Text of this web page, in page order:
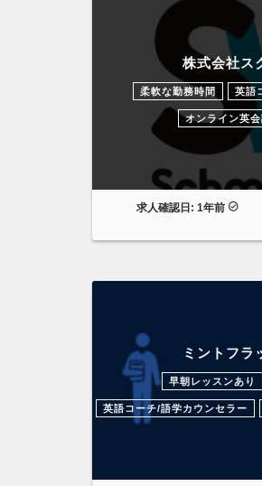
株式会社ス
柔軟な勤務時間 英語
オンライン英会
求人確認日: 1年前
ミントフラ
早朝レッスンあり
英語コーチ/語学カウンセラー